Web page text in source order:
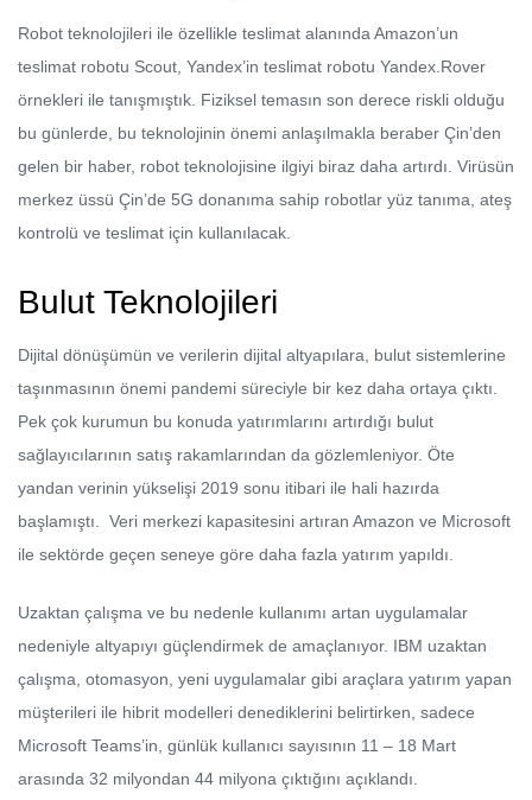
Robot teknolojileri ile özellikle teslimat alanında Amazon’un
teslimat robotu Scout, Yandex’in teslimat robotu Yandex.Rover
örnekleri ile tanışmıştık. Fiziksel temasın son derece riskli olduğu
bu günlerde, bu teknolojinin önemi anlaşılmakla beraber Çin’den
gelen bir haber, robot teknolojisine ilgiyi biraz daha artırdı. Virüsün
merkez üssü Çin’de 5G donanıma sahip robotlar yüz tanıma, ateş
kontrolü ve teslimat için kullanılacak.
Bulut Teknolojileri
Dijital dönüşümün ve verilerin dijital altyapılara, bulut sistemlerine
taşınmasının önemi pandemi süreciyle bir kez daha ortaya çıktı.
Pek çok kurumun bu konuda yatırımlarını artırdığı bulut
sağlayıcılarının satış rakamlarından da gözlemleniyor. Öte
yandan verinin yükselişi 2019 sonu itibari ile hali hazırda
başlamıştı. Veri merkezi kapasitesini artıran Amazon ve Microsoft
ile sektörde geçen seneye göre daha fazla yatırım yapıldı.
Uzaktan çalışma ve bu nedenle kullanımı artan uygulamalar
nedeniyle altyapıyı güçlendirmek de amaçlanıyor. IBM uzaktan
çalışma, otomasyon, yeni uygulamalar gibi araçlara yatırım yapan
müşterileri ile hibrit modelleri denediklerini belirtirken, sadece
Microsoft Teams’in, günlük kullanıcı sayısının 11 – 18 Mart
arasında 32 milyondan 44 milyona çıktığını açıklandı.